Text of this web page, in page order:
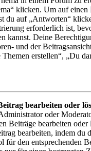
klicken. Um auf einen
du auf „Antworten“
erforderlich ist,
kannst. Deine
und der
Themen erstellen“, „Du
bearbeiten oder
oder
Beiträge bearbeiten oder
bearbeiten, indem du
für den entsprechenden